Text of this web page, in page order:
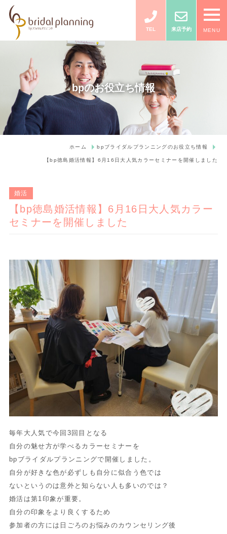
TEL 来店予約 MENU
bpのお役立ち情報
ホーム bpブライダルプランニングのお役立ち情報
【bp徳島婚活情報】6月16日大人気カラーセミナーを開催しました
婚活
【bp徳島婚活情報】6月16日大人気カラー
セミナーを開催しました
毎年大人気で今回3回目となる
自分の魅せ方が学べるカラーセミナーを
bpブライダルプランニングで開催しました。
自分が好きな色が必ずしも自分に似合う色では
ないというのは意外と知らない人も多いのでは？
婚活は第1印象が重要。
自分の印象をより良くするため
参加者の方には日ごろのお悩みのカウンセリング後